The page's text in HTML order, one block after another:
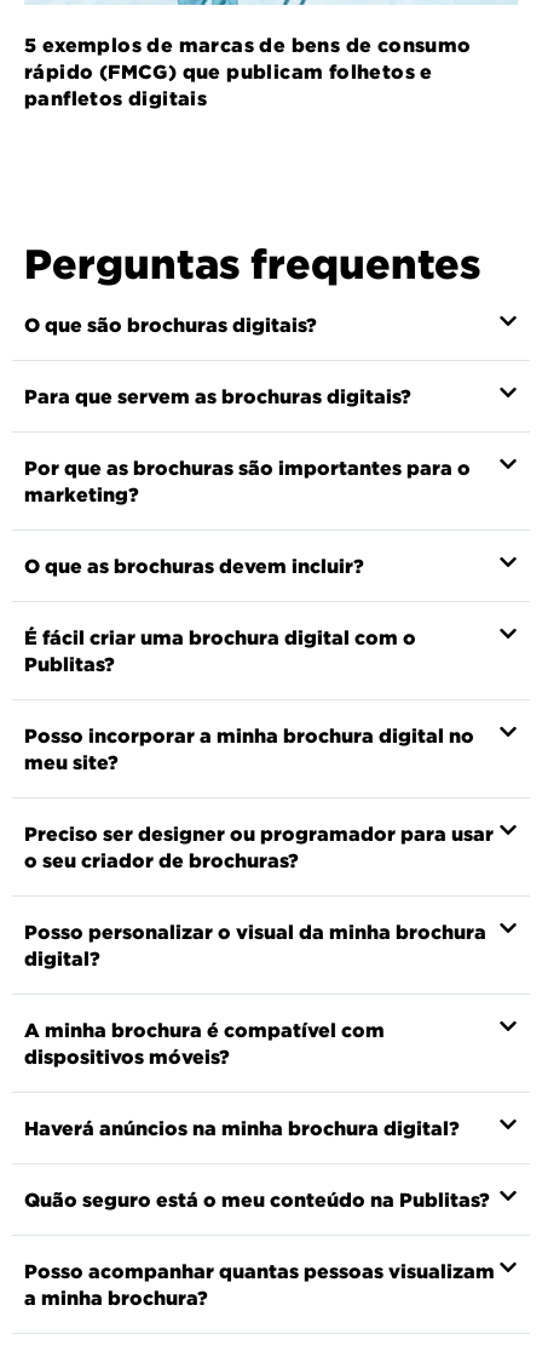
5 exemplos de marcas de bens de consumo
rápido (FMCG) que publicam folhetos e
panfletos digitais
Perguntas frequentes
O que são brochuras digitais?
Para que servem as brochuras digitais?
Por que as brochuras são importantes para o
marketing?
O que as brochuras devem incluir?
É fácil criar uma brochura digital com o
Publitas?
Posso incorporar a minha brochura digital no
meu site?
Preciso ser designer ou programador para usar
o seu criador de brochuras?
Posso personalizar o visual da minha brochura
digital?
A minha brochura é compatível com
dispositivos móveis?
Haverá anúncios na minha brochura digital?
Quão seguro está o meu conteúdo na Publitas?
Posso acompanhar quantas pessoas visualizam
a minha brochura?